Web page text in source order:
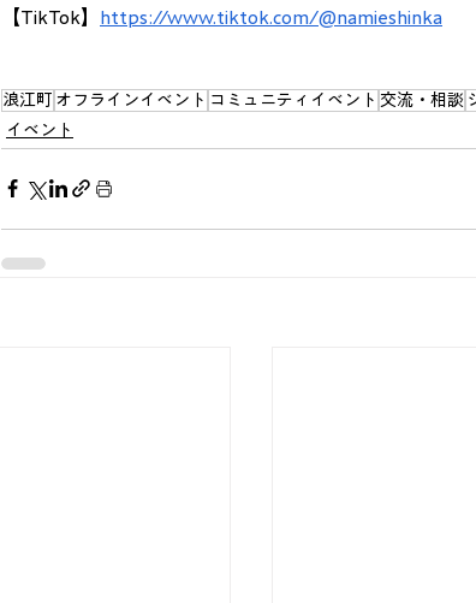
【TikTok】 https://www.tiktok.com/@namieshinka
浪江町 オフラインイベント コミュニティイベント 交流・相談
イベント